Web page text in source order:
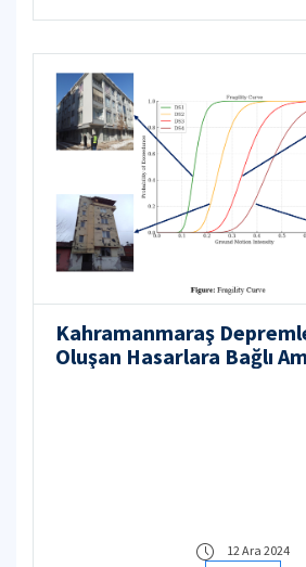
Kahramanmaraş
Oluşan Hasarlara Bağlı
12 Ara 2024